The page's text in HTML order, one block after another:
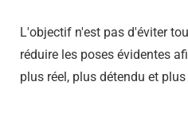
L'objectif n'est pas d'éviter
réduire les poses évidentes
plus réel, plus détendu et